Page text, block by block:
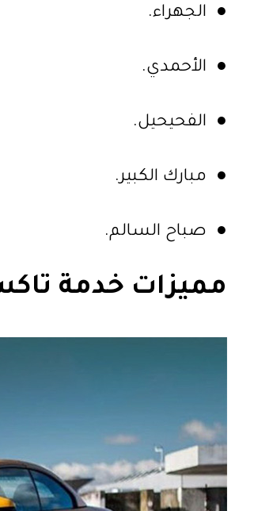
● الجهراء.
● الأحمدي.
● الفحيحيل.
● مبارك الكبير.
● صباح السالم.
مميزات خدمة